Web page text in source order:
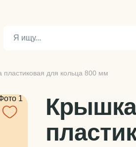
пластиковая для кольца 800 мм